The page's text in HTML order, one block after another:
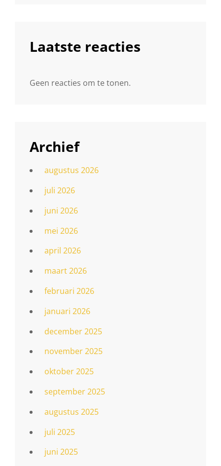
Laatste reacties
Geen reacties om te tonen.
Archief
augustus 2026
juli 2026
juni 2026
mei 2026
april 2026
maart 2026
februari 2026
januari 2026
december 2025
november 2025
oktober 2025
september 2025
augustus 2025
juli 2025
juni 2025